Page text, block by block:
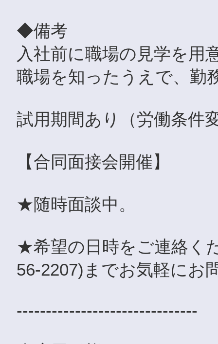
◆備考
入社前に職場の見学を用
職場を知ったうえで、勤
試用期間あり（労働条件
【合同面接会開催】
★随時面談中。
★希望の日時をご連絡く
56-2207)までお気軽にお
-------------------------------